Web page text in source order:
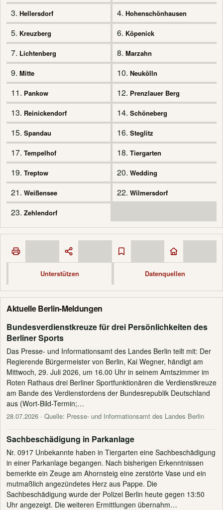
3. Hellersdorf 4. Hohenschönhausen
5. Kreuzberg 6. Köpenick
7. Lichtenberg 8. Marzahn
9. Mitte 10. Neukölln
11. Pankow 12. Prenzlauer Berg
13. Reinickendorf 14. Schöneberg
15. Spandau 16. Steglitz
17. Tempelhof 18. Tiergarten
19. Treptow 20. Wedding
21. Weißensee 22. Wilmersdorf
23. Zehlendorf
Unterstützen Datenquellen
Aktuelle Berlin-Meldungen
Bundesverdienstkreuze für drei Persönlichkeiten des
Berliner Sports
Das Presse- und Informationsamt des Landes Berlin teilt mit: Der
Regierende Bürgermeister von Berlin, Kai Wegner, händigt am
Mittwoch, 29. Juli 2026, um 16.00 Uhr in seinem Amtszimmer im
Roten Rathaus drei Berliner Sportfunktionären die Verdienstkreuze
am Bande des Verdienstordens der Bundesrepublik Deutschland
aus (Wort-Bild-Termin;…
28.07.2026 · Quelle: Presse- und Informationsamt des Landes Berlin
Sachbeschädigung in Parkanlage
Nr. 0917 Unbekannte haben in Tiergarten eine Sachbeschädigung
in einer Parkanlage begangen. Nach bisherigen Erkenntnissen
bemerkte ein Zeuge am Ahornsteig eine zerstörte Vase und ein
mutmaßlich angezündetes Herz aus Pappe. Die
Sachbeschädigung wurde der Polizei Berlin heute gegen 13:50
Uhr angezeigt. Die weiteren Ermittlungen übernahm…